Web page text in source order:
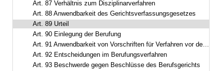
Art. 87 Verhältnis zum Disziplinarverfahren
Art. 88 Anwendbarkeit des Gerichtsverfassungsgesetzes
Art. 89 Urteil
Art. 90 Einlegung der Berufung
Art. 91 Anwendbarkeit von Vorschriften für Verfahren vor dem Landesberufsgericht
Art. 92 Entscheidungen im Berufungsverfahren
Art. 93 Beschwerde gegen Beschlüsse des Berufsgerichts